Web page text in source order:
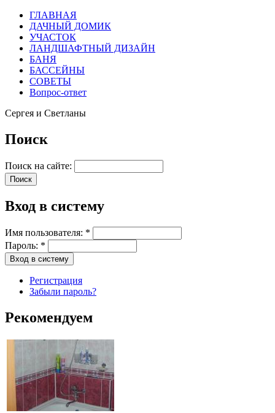
ГЛАВНАЯ
ДАЧНЫЙ ДОМИК
УЧАСТОК
ЛАНДШАФТНЫЙ ДИЗАЙН
БАНЯ
БАССЕЙНЫ
СОВЕТЫ
Вопрос-ответ
Сергея и Светланы
Поиск
Поиск на сайте:
Вход в систему
Имя пользователя: *
Пароль: *
Регистрация
Забыли пароль?
Рекомендуем